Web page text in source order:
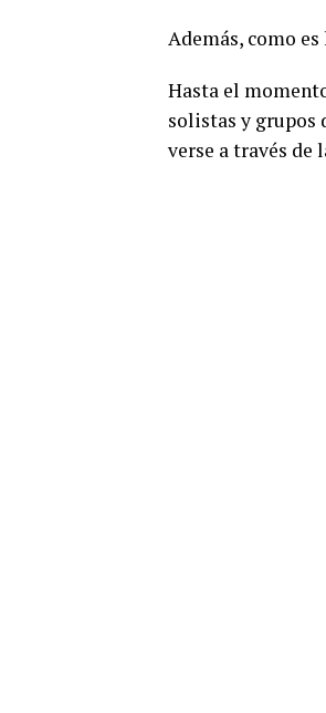
Además, como
Hasta el
solistas y grupos
verse a través de